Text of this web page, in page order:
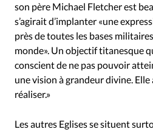
son père Michael Fletcher est
s’agirait d’implanter «une
près de toutes les bases
monde». Un objectif titanesque
conscient de ne pas pouvoir
une vision à grandeur divine.
réaliser.»
Les autres Eglises se situent